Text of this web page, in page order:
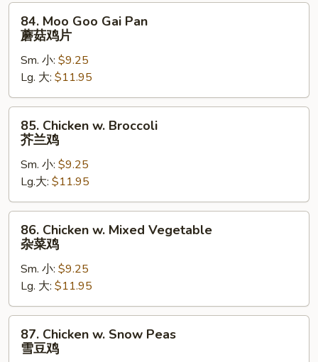
黑
Moo
Goo
Gai
Pan
蘑
菇
84. Moo Goo Gai Pan
蘑菇鸡片
Sm. 小: $9.25
Lg. 大: $11.95
Chicken
Broccoli
兰
鸡
85. Chicken w. Broccoli
芥兰鸡
Sm. 小: $9.25
Lg.大: $11.95
Chicken
Mixed
Vegetable
杂
菜
86. Chicken w. Mixed Vegetable
杂菜鸡
Sm. 小: $9.25
Lg. 大: $11.95
Chicken
87. Chicken w. Snow Peas
雪豆鸡